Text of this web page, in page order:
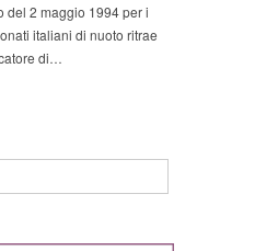
del 2 maggio 1994 per i
italiani di nuoto ritrae
di…